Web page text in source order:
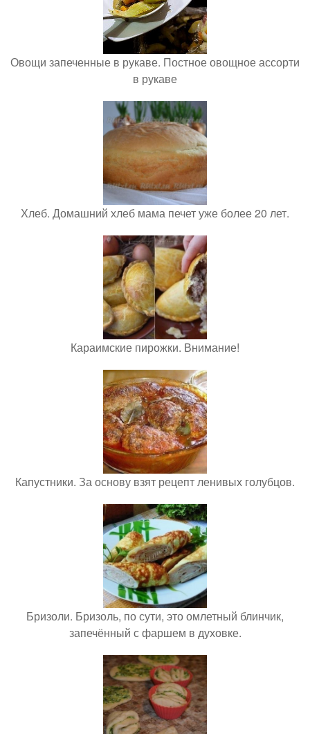
Овощи запеченные в рукаве. Постное овощное ассорти
в рукаве
Хлеб. Домашний хлеб мама печет уже более 20 лет.
Караимские пирожки. Внимание!
Капустники. За основу взят рецепт ленивых голубцов.
Бризоли. Бризоль, по сути, это омлетный блинчик,
запечённый с фаршем в духовке.